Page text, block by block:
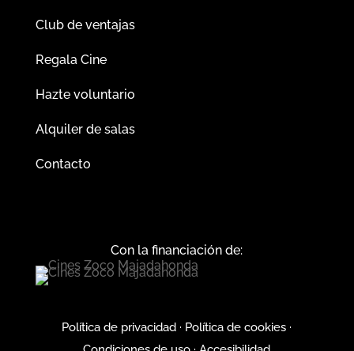
Club de ventajas
Regala Cine
Hazte voluntario
Alquiler de salas
Contacto
Con la financiación de:
Política de privacidad · Política de cookies ·